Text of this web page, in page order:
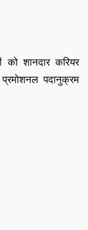
को शानदार करियर
पदानुक्रम